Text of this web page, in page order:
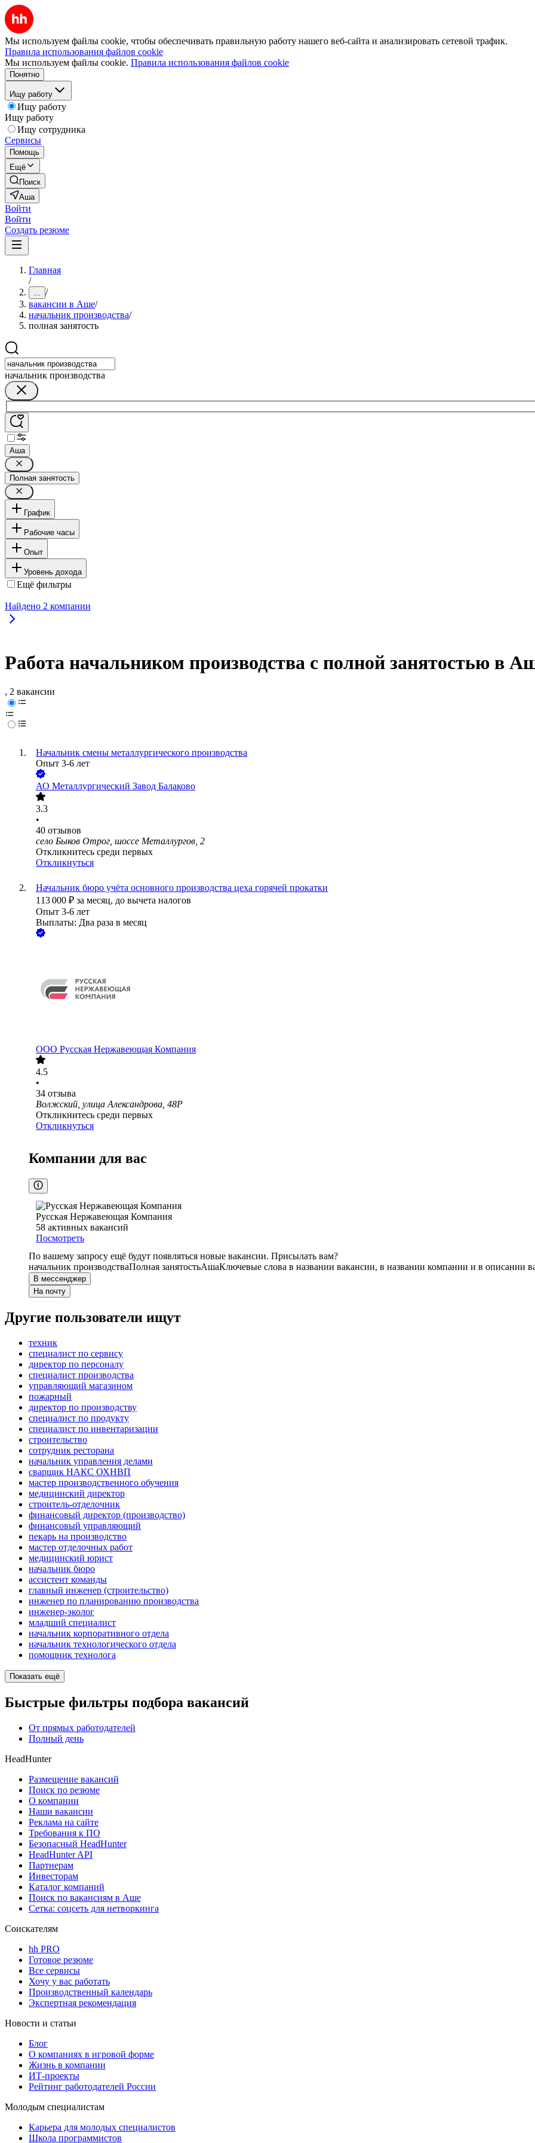
Мы используем файлы cookie, чтобы обеспечивать правильную работу нашего веб-сайта и анализировать сетевой трафик.
Правила использования файлов cookie
Мы используем файлы cookie. Правила использования файлов cookie
Понятно
Ищу работу
Ищу работу
Ищу работу
Ищу сотрудника
Сервисы
Помощь
Ещё
Поиск
Аша
Войти
Войти
Создать резюме
Главная
/
... /
вакансии в Аше/
начальник производства/
полная занятость
начальник производства
Аша
Полная занятость
График
Рабочие часы
Опыт
Уровень дохода
Ещё фильтры
Найдено 2 компании
Работа начальником производства с полной занятостью в
, 2 вакансии
Начальник смены металлургического производства
Опыт 3-6 лет
АО Металлургический Завод Балаково
3.3
•
40 отзывов
село Быков Отрог, шоссе Металлургов, 2
Откликнитесь среди первых
Откликнуться
Начальник бюро учёта основного производства цеха горячей прокатки
113 000 ₽ за месяц, до вычета налогов
Опыт 3-6 лет
Выплаты: Два раза в месяц
ООО Русская Нержавеющая Компания
4.5
•
34 отзыва
Волжский, улица Александрова, 48Р
Откликнитесь среди первых
Откликнуться
Компании для вас
Русская Нержавеющая Компания
58 активных вакансий
Посмотреть
По вашему запросу ещё будут появляться новые вакансии. Присылать вам?
начальник производстваПолная занятостьАшаКлючевые слова в названии вакансии, в названии компании и в описании
В мессенджер
На почту
Другие пользователи ищут
техник
специалист по сервису
директор по персоналу
специалист производства
управляющий магазином
пожарный
директор по производству
специалист по продукту
специалист по инвентаризации
строительство
сотрудник ресторана
начальник управления делами
сварщик НАКС ОХНВП
мастер производственного обучения
медицинский директор
строитель-отделочник
финансовый директор (производство)
финансовый управляющий
пекарь на производство
мастер отделочных работ
медицинский юрист
начальник бюро
ассистент команды
главный инженер (строительство)
инженер по планированию производства
инженер-эколог
младший специалист
начальник корпоративного отдела
начальник технологического отдела
помощник технолога
Показать ещё
Быстрые фильтры подбора вакансий
От прямых работодателей
Полный день
HeadHunter
Размещение вакансий
Поиск по резюме
О компании
Наши вакансии
Реклама на сайте
Требования к ПО
Безопасный HeadHunter
HeadHunter API
Партнерам
Инвесторам
Каталог компаний
Поиск по вакансиям в Аше
Сетка: соцсеть для нетворкинга
Соискателям
hh PRO
Готовое резюме
Все сервисы
Хочу у вас работать
Производственный календарь
Экспертная рекомендация
Новости и статьи
Блог
О компаниях в игровой форме
Жизнь в компании
ИТ-проекты
Рейтинг работодателей России
Молодым специалистам
Карьера для молодых специалистов
Школа программистов